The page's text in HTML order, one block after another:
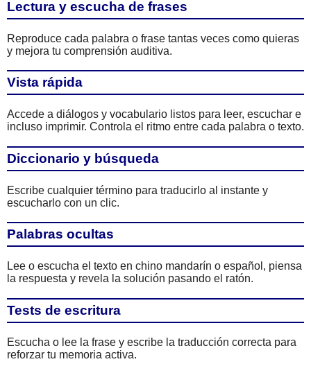
Lectura y escucha de frases
Reproduce cada palabra o frase tantas veces como quieras
y mejora tu comprensión auditiva.
Vista rápida
Accede a diálogos y vocabulario listos para leer, escuchar e
incluso imprimir. Controla el ritmo entre cada palabra o texto.
Diccionario y búsqueda
Escribe cualquier término para traducirlo al instante y
escucharlo con un clic.
Palabras ocultas
Lee o escucha el texto en chino mandarín o español, piensa
la respuesta y revela la solución pasando el ratón.
Tests de escritura
Escucha o lee la frase y escribe la traducción correcta para
reforzar tu memoria activa.